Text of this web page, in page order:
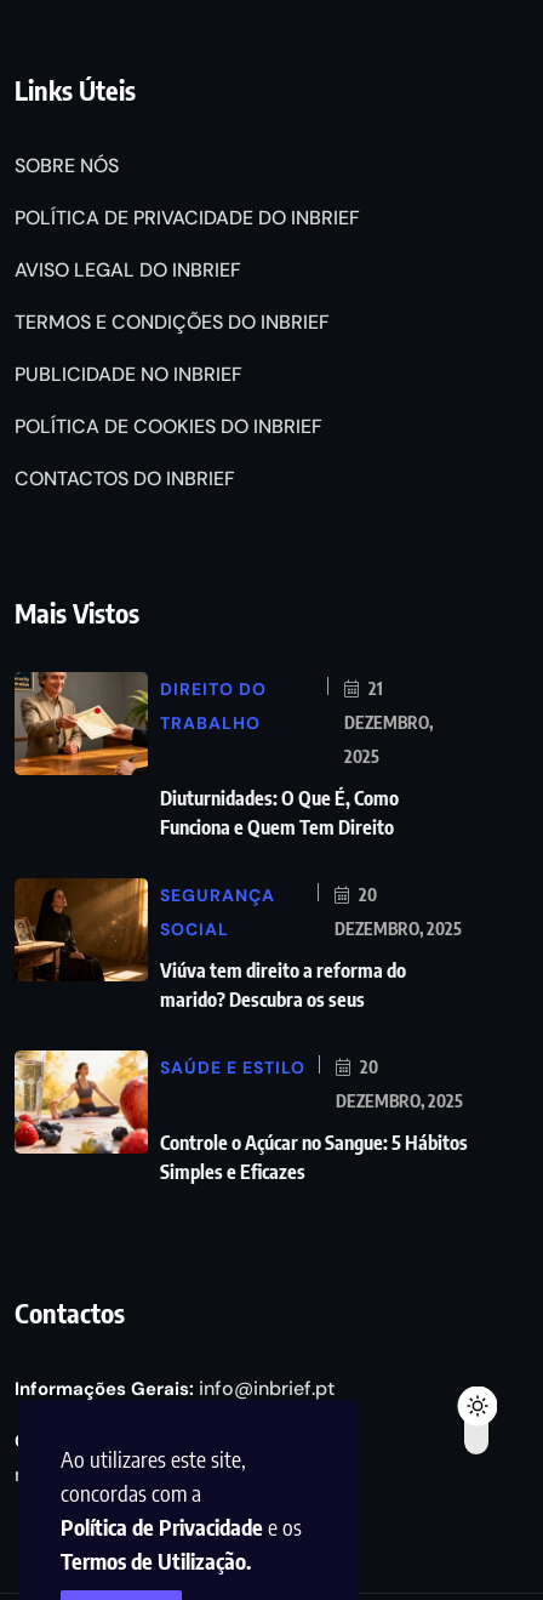
Ao utilizares este site,
concordas com a
Política de Privacidadee os
Termos de Utilização.
Links Úteis
SOBRE NÓS
POLÍTICA DE PRIVACIDADE DO INBRIEF
AVISO LEGAL DO INBRIEF
TERMOS E CONDIÇÕES DO INBRIEF
PUBLICIDADE NO INBRIEF
POLÍTICA DE COOKIES DO INBRIEF
CONTACTOS DO INBRIEF
Mais Vistos
DIREITO DO
TRABALHO
21
DEZEMBRO,
2025
Diuturnidades: O Que É, Como
Funciona e Quem Tem Direito
SEGURANÇA
SOCIAL
20
DEZEMBRO, 2025
Viúva tem direito a reforma do
marido? Descubra os seus
SAÚDE E ESTILO
20
DEZEMBRO, 2025
Controle o Açúcar no Sangue: 5 Hábitos
Simples e Eficazes
Contactos
Informações Gerais: info@inbrief.pt
Consultas de Marketing e Parcerias:
marketing@inbrief.pt